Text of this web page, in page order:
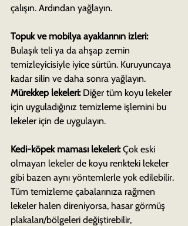
çalışın. Ardından yağlayın.
Topuk ve mobilya ayaklarının izleri:
Bulaşık teli ya da ahşap zemin
temizleyicisiyle iyice sürtün. Kuruyuncaya
kadar silin ve daha sonra yağlayın.
Mürekkep lekeleri: Diğer tüm koyu lekeler
için uyguladığınız temizleme işlemini bu
lekeler için de uygulayın.
Kedi-köpek maması lekeleri: Çok eski
olmayan lekeler de koyu renkteki lekeler
gibi bazen aynı yöntemlerle yok edilebilir.
Tüm temizleme çabalarınıza rağmen
lekeler halen direniyorsa, hasar görmüş
plakaları/bölgeleri değiştirebilir,